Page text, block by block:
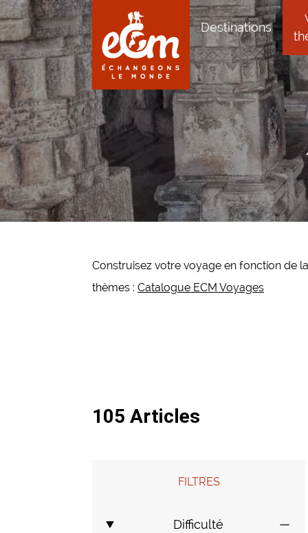
Aller au contenu
Aller à la navigation principale
Destinations
Construisez votre voyage en fonction de
thèmes : Catalogue ECM Voyages
105 Articles
FILTRES
Difficulté